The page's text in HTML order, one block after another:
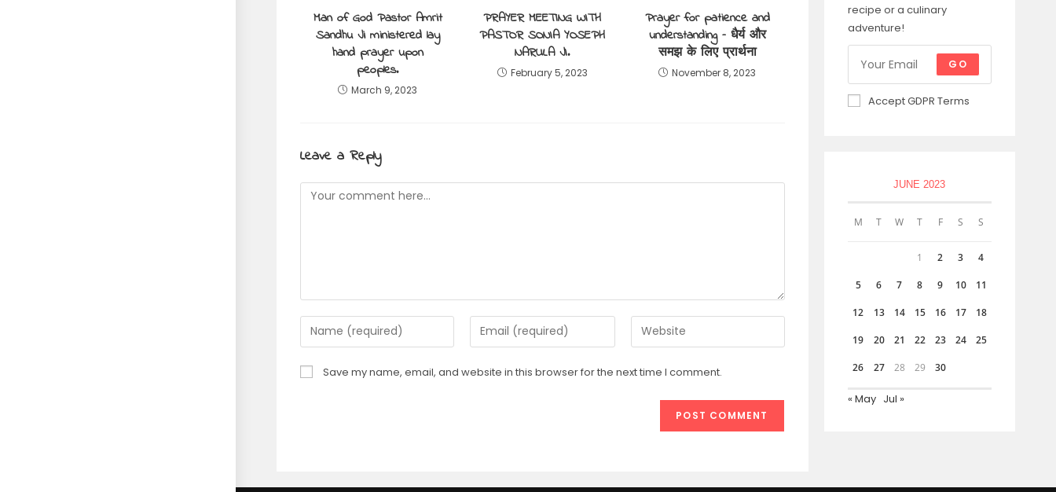
Man of God Pastor Amrit
Sandhu Ji ministered lay
hand prayer upon
peoples.
March 9, 2023
PRAYER MEETING WITH
PASTOR SONIA YOSEPH
NARULA JI.
February 5, 2023
Prayer for patience and
understanding – धैर्य और
समझ के लिए प्रार्थना
November 8, 2023
Leave a Reply
Comment
Enter
your
name
or
Enter
your
Enter
your
(optional)
Save my name, email, and website in this browser for the next time I comment.
recipe or a culinary
adventure!
GO
Accept GDPR Terms
JUNE 2023
M T W T F S S
1 2 3 4
5 6 7 8 9 10 11
12 13 14 15 16 17 18
19 20 21 22 23 24 25
26 27 28 29 30
« May Jul »